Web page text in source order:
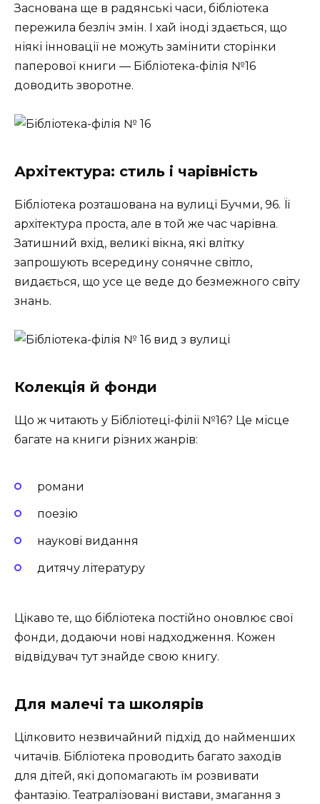
Заснована ще в радянські часи, бібліотека
пережила безліч змін. І хай іноді здається, що
ніякі інновації не можуть замінити сторінки
паперової книги — Бібліотека-філія №16
доводить зворотне.
Архітектура: стиль і чарівність
Бібліотека розташована на вулиці Бучми, 96. Її
архітектура проста, але в той же час чарівна.
Затишний вхід, великі вікна, які влітку
запрошують всередину сонячне світло,
видається, що усе це веде до безмежного світу
знань.
Колекція й фонди
Що ж читають у Бібліотеці-філії №16? Це місце
багате на книги різних жанрів:
романи
поезію
наукові видання
дитячу літературу
Цікаво те, що бібліотека постійно оновлює свої
фонди, додаючи нові надходження. Кожен
відвідувач тут знайде свою книгу.
Для малечі та школярів
Цілковито незвичайний підхід до найменших
читачів. Бібліотека проводить багато заходів
для дітей, які допомагають їм розвивати
фантазію. Театралізовані вистави, змагання з